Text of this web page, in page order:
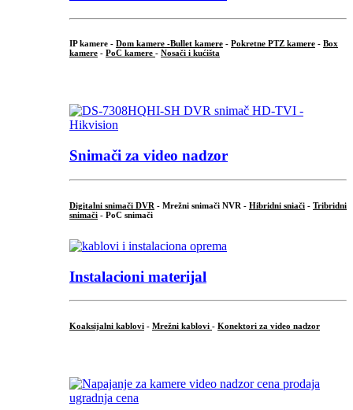
IP kamere - Dom kamere -Bullet kamere - Pokretne PTZ kamere - Box
kamere - PoC kamere - Nosači i kućišta
Snimači za video nadzor
Digitalni snimači DVR - Mrežni snimači NVR - Hibridni sniači - Tribridni
snimači - PoC snimači
Instalacioni materijal
Koaksijalni kablovi - Mrežni kablovi - Konektori za video nadzor